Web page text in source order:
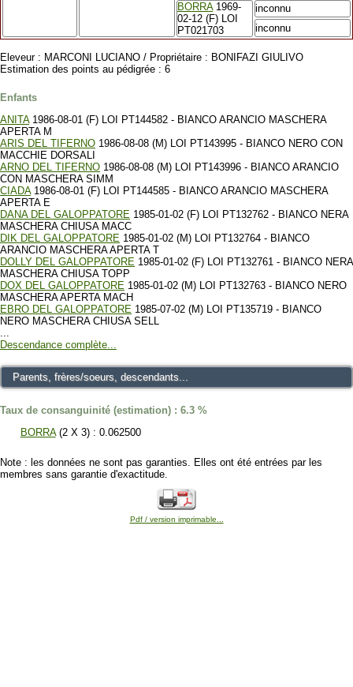
BORRA1969-
02-12 (F) LOI
PT021703
inconnu
inconnu
Eleveur : MARCONI LUCIANO / Propriétaire : BONIFAZI GIULIVO
Estimation des points au pédigrée : 6
Enfants
ANITA1986-08-01 (F) LOI PT144582 - BIANCO ARANCIO MASCHERA
APERTA M
ARIS DEL TIFERNO 1986-08-08 (M) LOI PT143995 - BIANCO NERO CON
MACCHIE DORSALI
ARNO DEL TIFERNO 1986-08-08 (M) LOI PT143996 - BIANCO ARANCIO
CON MASCHERA SIMM
CIADA1986-08-01 (F) LOI PT144585 - BIANCO ARANCIO MASCHERA
APERTA E
DANA DEL GALOPPATORE 1985-01-02 (F) LOI PT132762 - BIANCO NERA
MASCHERA CHIUSA MACC
DIK DEL GALOPPATORE 1985-01-02 (M) LOI PT132764 - BIANCO
ARANCIO MASCHERA APERTA T
DOLLY DEL GALOPPATORE 1985-01-02 (F) LOI PT132761 - BIANCO NERA
MASCHERA CHIUSA TOPP
DOX DEL GALOPPATORE 1985-01-02 (M) LOI PT132763 - BIANCO NERO
MASCHERA APERTA MACH
EBRO DEL GALOPPATORE 1985-07-02 (M) LOI PT135719 - BIANCO
NERO MASCHERA CHIUSA SELL
Descendance complète...
Parents, frères/soeurs, descendants...
Taux de consanguinité (estimation) : 6.3 %
BORRA(2 X 3) : 0.062500
Note : les données ne sont pas garanties. Elles ont été entrées par les
membres sans garantie d'exactitude.
Pdf / version imprimable...